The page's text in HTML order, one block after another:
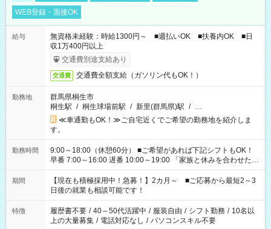
WEB登録・面接OK
給与
無資格未経験：時給1300円～ ■週払いOK ■扶養内OK ■日
収1万400円以上
交通費別途支給あり
交通費 交通費全額支給（ガソリン代もOK！）
勤務地
群馬県桐生市
桐生駅 / 桐生球場前駅 / 新里(群馬県)駅 / …
≪車通勤もOK！≫ご自宅近くでご希望の勤務地を紹介しま
す。
勤務時間
9:00～18:00（休憩60分） ■ご希望があれば下記シフトもOK！
早番 7:00～16:00 遅番 10:00～19:00 「家族と休みを合わせた
い」 「余裕を持って夕飯の準備がしたい」 「できれば残業はし
たくない」 など、ご希望を教えてくださいね。 ※Wワーク希望
の方へ 今ご覧のお仕事で希望する勤務時間と、もう1つのお仕事
の勤務時間。 合計で週40時間を超える場合は応募できません。
期間
【現在も積極採用中！急募！】2カ月～ ■ご応募から最短2～3
日後の就業も相談可能です！
特徴 履歴書不要 / 40～50代活躍中 / 服装自由 / シフト勤務 / 10名以
上の大量募集 / 電話対応なし / パソコンスキル不要